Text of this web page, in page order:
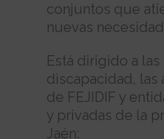
conjuntos que
nuevas
Está dirigido a
discapacidad, las
de FEJIDIF y
y privadas de la
Jaén: